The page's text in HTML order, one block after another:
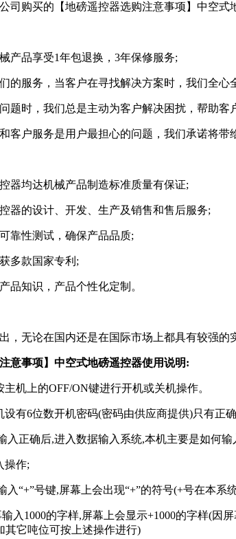
购买的【地磅遥控器选购注意事项】中空式
品享受1年包退换，3年保修服务;
服务，当客户在寻找解决方案时，我们全心
时，我们总是主动为客户解决困扰，帮助客
户服务是用户最担心的问题，我们承诺将带
均达机械产品制造标准质量有保证;
的设计、开发、生产及销售和售后服务;
性测试，确保产品品质;
款国家专利;
知识，产品个性化定制。
无论在国内还是在国际市场上都具有较强的
意事项】中空式地磅遥控器使用说明:
上的OFF/ON键进行开机或关机操作。
6位数开机密码(密码由供应商提供)只有正
正确后,进入数据输入系统,本机主要是如何输
作;
号键,屏幕上会出现“+”的符号(+号在本系统
1000的字样,屏幕上会显示+1000的字样(因屏
其它吨位可按上述操作进行)